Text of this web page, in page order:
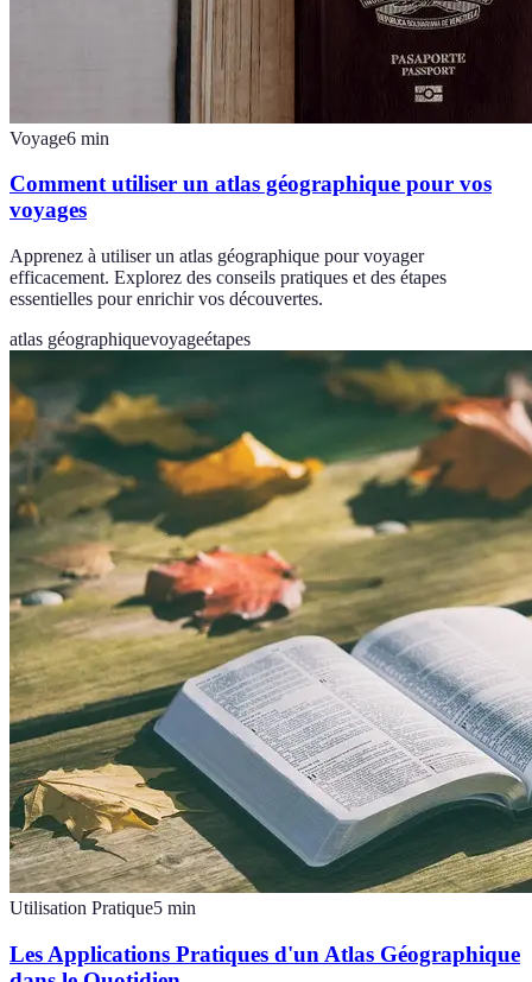
Voyage6 min
Comment utiliser un atlas géographique pour vos
voyages
Apprenez à utiliser un atlas géographique pour voyager
efficacement. Explorez des conseils pratiques et des étapes
essentielles pour enrichir vos découvertes.
atlas géographiquevoyageétapes
Utilisation Pratique5 min
Les Applications Pratiques d'un Atlas Géographique